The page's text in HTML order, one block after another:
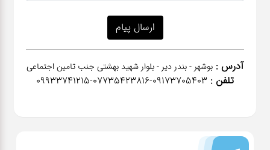
آدرس : بوشهر - بندر دیر - بلوار شهید بهشتی جنب تامین اجتماعی
تلفن : ٠٩١٧٣٧٠٥٤٠٣-07735423816-09933741215